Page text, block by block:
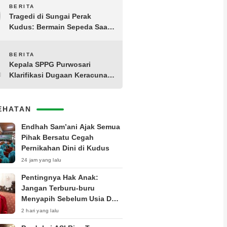
Harga Sewa dan Fasilitasnya!
BERITA
Tragedi di Sungai Perak
Kudus: Bermain Sepeda Saat
BERITA
Kepala SPPG Purwosari
Klarifikasi Dugaan Keracunan
Endhah Sam’ani Ajak Semua
Pihak Bersatu Cegah
Pernikahan Dini di Kudus
24 jam yang lalu
Pentingnya Hak Anak:
Jangan Terburu-buru
Menyapih Sebelum Usia Dua
Tahun
2 hari yang lalu